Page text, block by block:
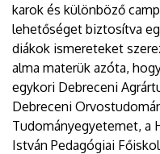
karok és különböző
lehetőséget biztosítva
diákok ismereteket
alma materük azóta,
egykori Debreceni
Debreceni
Tudományegyetemet, a
István Pedagógiai